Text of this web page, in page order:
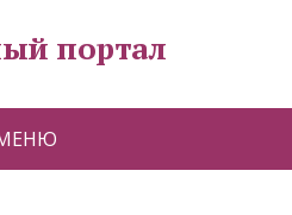
портал